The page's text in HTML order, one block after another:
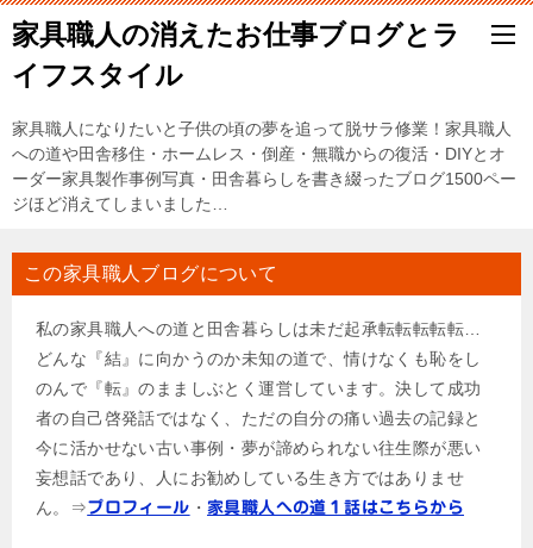
家具職人の消えたお仕事ブログとラ
イフスタイル
家具職人になりたいと子供の頃の夢を追って脱サラ修業！家具職人
への道や田舎移住・ホームレス・倒産・無職からの復活・DIYとオ
ーダー家具製作事例写真・田舎暮らしを書き綴ったブログ1500ペー
ジほど消えてしまいました…
この家具職人ブログについて
私の家具職人への道と田舎暮らしは未だ起承転転転転転…
どんな『結』に向かうのか未知の道で、情けなくも恥をし
のんで『転』のまましぶとく運営しています。決して成功
者の自己啓発話ではなく、ただの自分の痛い過去の記録と
今に活かせない古い事例・夢が諦められない往生際が悪い
妄想話であり、人にお勧めしている生き方ではありませ
ん。⇒プロフィール ・家具職人への道１話はこちらから